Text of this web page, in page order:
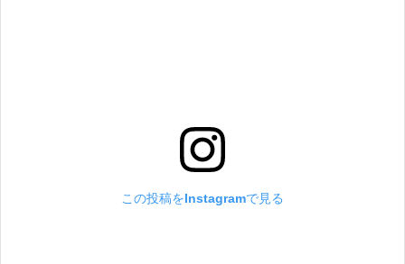
この投稿をInstagramで見る